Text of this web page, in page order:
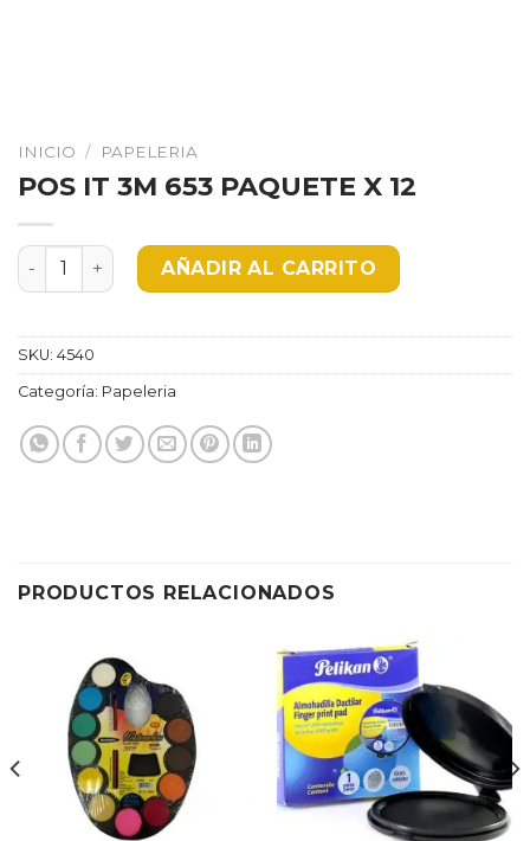
INICIO / PAPELERIA
POS IT 3M 653 PAQUETE X 12
POS IT 3M 653 PAQUETE X 12 cantidad
AÑADIR AL CARRITO
SKU: 4540
Categoría: Papeleria
PRODUCTOS RELACIONADOS